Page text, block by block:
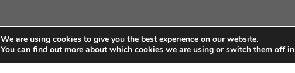
We are using cookies to give you the best experience on our website.
You can find out more about which cookies we are using or switch them off in